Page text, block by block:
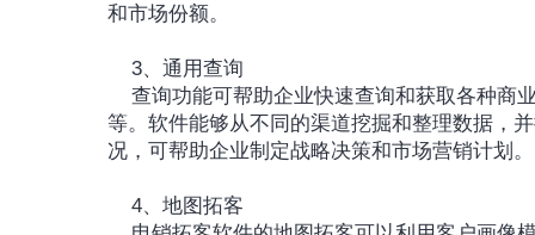
和市场份额。
	3、通用查询
等。软件能够从不同的渠道挖掘和整理数据，
况，可帮助企业制定战略决策和市场营销计划。
	4、地图拓客